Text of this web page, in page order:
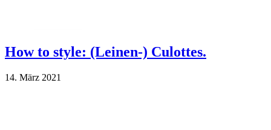
How to style: (Leinen-) Culottes.
14. März 2021